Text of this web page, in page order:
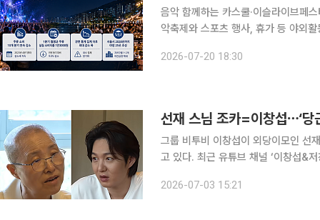
음악 함께하는 카스쿨·이슬라이브페
악축제와 스포츠 행사, 휴가 등 야외
마케팅을 통해 소비자 접점을 넓히면
2026-07-20 18:30
선재 스님 조카=이창섭⋯‘당
그룹 비투비 이창섭이 외당이모인 선
고 있다. 최근 유튜브 채널 ‘이창섭&저창섭’에는 ‘이창섭 이모 선재 스님 7월 3일 최초공개’라는 제
러 간다”고 말했다. 이후 선재 스님을
2026-07-03 15:21